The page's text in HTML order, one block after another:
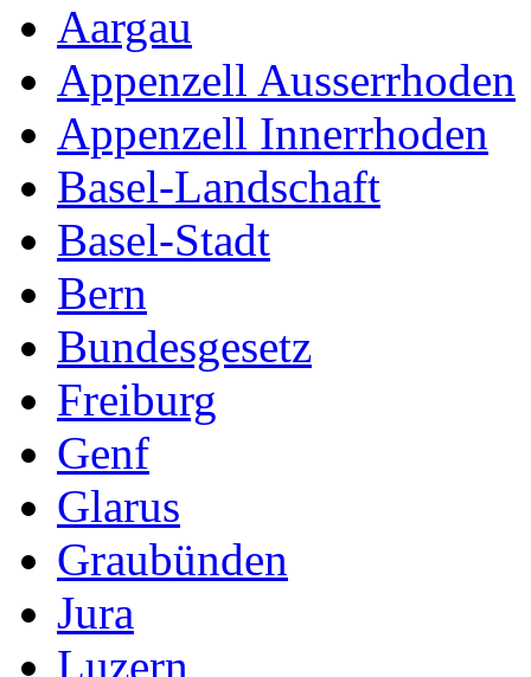
Aargau
Appenzell Ausserrhoden
Appenzell Innerrhoden
Basel-Landschaft
Basel-Stadt
Bern
Bundesgesetz
Freiburg
Genf
Glarus
Graubünden
Jura
Luzern